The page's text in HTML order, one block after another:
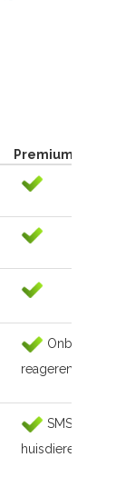
Premium account
Onbeperkt
reageren
SMS naar de
huisdierenoppas